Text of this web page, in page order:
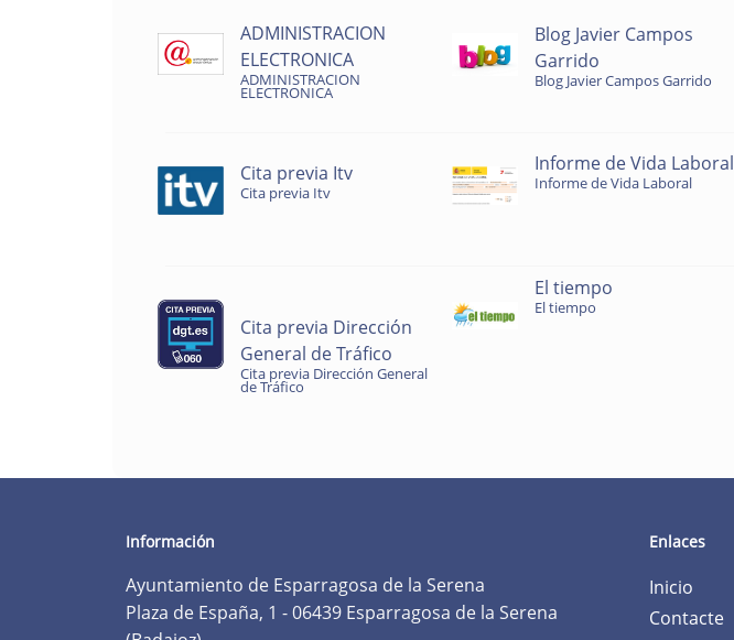
ADMINISTRACION
ELECTRONICA
ADMINISTRACION
ELECTRONICA
Blog Javier Campos
Garrido
Blog Javier Campos Garrido
Cita previa Itv
Cita previa Itv
Informe de Vida Laboral
Informe de Vida Laboral
Cita previa Dirección
General de Tráfico
Cita previa Dirección General
de Tráfico
El tiempo
El tiempo
Información
Ayuntamiento de Esparragosa de la Serena
Plaza de España, 1 - 06439 Esparragosa de la Serena
Enlaces
Inicio
Contacte